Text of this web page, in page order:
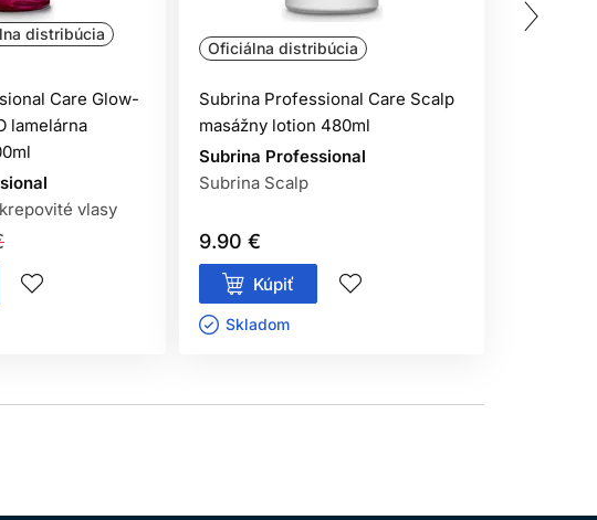
distribúcia
Care Glow-
lamelárna
vlasy
Oficiálna distribúcia
Subrina Professional Care Scalp
masážny lotion 480ml
Subrina Professional
Subrina Scalp
9.90 €
Kúpiť
Skladom ㅤ